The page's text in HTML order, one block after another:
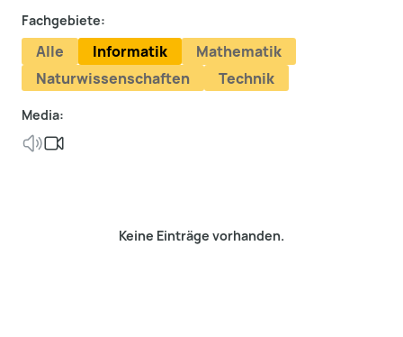
Fachgebiete:
Alle Informatik
Mathematik
Naturwissenschaften
Technik
Media:
Keine Einträge vorhanden.